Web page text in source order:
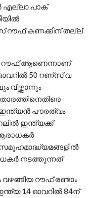
എല്ലാ പാക്
റൗഫ് കണക്കിന് തല്ല്
റൗഫ് ആണെന്നാണ്
50 റണ്സ് വ
വീഴ്ത്താനും
പൗരത്വം
ഇന്ത്യക്ക്
നടത്തുന്നത്
റൗഫ് രണ്ടാം
14 ഓവറില്‍ 84ന്